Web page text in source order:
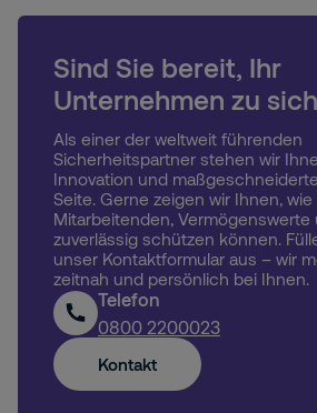
Sind Sie bereit, Ihr
Unternehmen zu
Als einer der weltweit führenden
Sicherheitspartner stehen wir
Innovation und
Seite. Gerne zeigen wir Ihnen, wie
Mitarbeitenden, Vermögenswerte
zuverlässig schützen können.
unser Kontaktformular aus – wir
zeitnah und persönlich bei Ihnen.
Telefon
0800 2200023
Kontakt